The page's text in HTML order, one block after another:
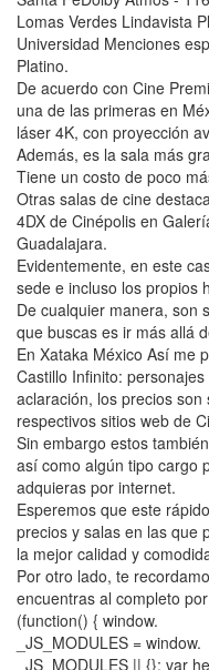
Lomas Verdes Lindavista
Universidad Menciones
Platino.
De acuerdo con Cine
una de las primeras en
láser 4K, con proyección
Además, es la sala más
Tiene un costo de poco
Otras salas de cine
4DX de Cinépolis en
Guadalajara.
Evidentemente, en este
sede e incluso los propios
De cualquier manera, son
que buscas es ir más allá
En Xataka México Así me
Castillo Infinito:
aclaración, los precios
respectivos sitios web de
Sin embargo estos
así como algún tipo cargo
adquieras por internet.
Esperemos que este
precios y salas en las que
la mejor calidad y
Por otro lado, te
encuentras al completo
(function() { window.
_JS_MODULES = window.
_JS_MODULES || {}; var